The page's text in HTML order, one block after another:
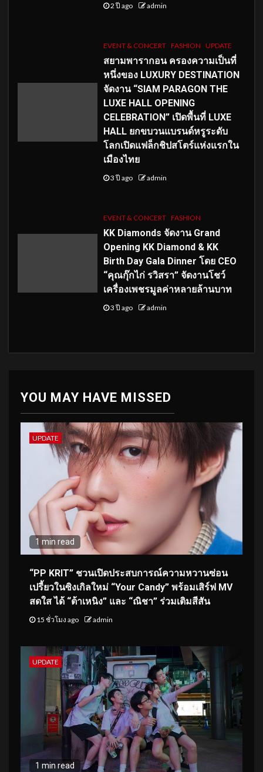
2 ปี ago admin
EVENT & CONCERT FASHION UPDATE
สยามพารากอน ครองความเป็นที่
หนึ่งของ LUXURY DESTINATION
จัดงาน “SIAM PARAGON THE
LUXE HALL OPENING
CELEBRATION” เปิดพื้นที่ LUXE
HALL ยกขบวนแบรนด์หรูระดับ
โลกเปิดแฟล็กชิปสโตร์แห่งแรกใน
เมืองไทย
3 ปี ago admin
EVENT & CONCERT FASHION
KK Diamonds จัดงาน Grand
Opening KK Diamond & KK
Birth Day Gala Dinner โดย CEO
“คุณกุ๊กไก่ รวิสรา” จัดงานโชว์
เครื่องเพชรมูลค่าหลายล้านบาท
3 ปี ago admin
YOU MAY HAVE MISSED
UPDATE
1 min read
“PP KRIT” ชวนเปิดประสบการณ์ความหวานซ่อน
เปรี้ยวในซิงเกิลใหม่ “Your Candy” พร้อมเสิร์ฟ MV
สดใส ได้ “ต้าเหนิง” และ “ณิชา” ร่วมเติมสีสัน
15 ชั่วโมง ago admin
UPDATE
1 min read